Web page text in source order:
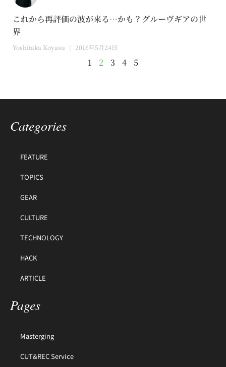
これから再評価の波が来る…かも？グルーヴギアの世
界
Yoshitaka Koyasu 2016年5月24日
1 2 3 4 5
Categories
FEATURE
TOPICS
GEAR
CULTURE
TECHNOLOGY
HACK
ARTICLE
Pages
Masterging
CUT&REC Service